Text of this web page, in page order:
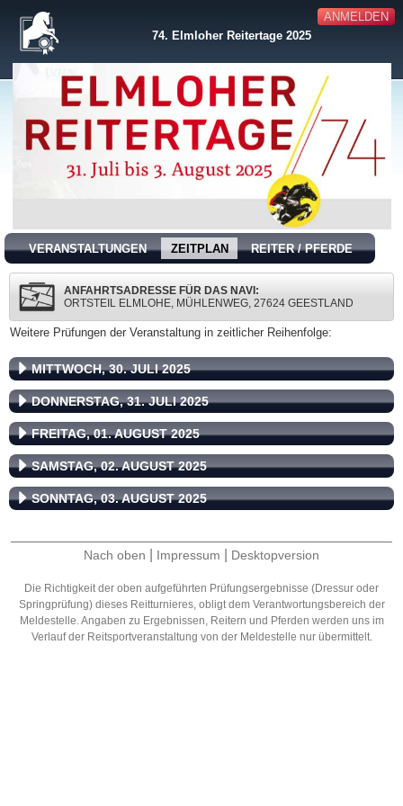
ANMELDEN
74. Elmloher Reitertage 2025
VERANSTALTUNGEN ZEITPLAN REITER / PFERDE
ANFAHRTSADRESSE FÜR DAS NAVI:
ORTSTEIL ELMLOHE, MÜHLENWEG, 27624 GEESTLAND
Weitere Prüfungen der Veranstaltung in zeitlicher Reihenfolge:
MITTWOCH, 30. JULI 2025
DONNERSTAG, 31. JULI 2025
FREITAG, 01. AUGUST 2025
SAMSTAG, 02. AUGUST 2025
SONNTAG, 03. AUGUST 2025
Nach oben Impressum Desktopversion
Die Richtigkeit der oben aufgeführten Prüfungsergebnisse (Dressur oder
Springprüfung) dieses Reitturnieres, obligt dem Verantwortungsbereich der
Meldestelle. Angaben zu Ergebnissen, Reitern und Pferden werden uns im
Verlauf der Reitsportveranstaltung von der Meldestelle nur übermittelt.